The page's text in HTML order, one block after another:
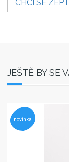
CHCI SE
JEŠTĚ BY SE
novinka